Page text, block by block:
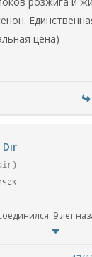
цена)
Dir
9 лет